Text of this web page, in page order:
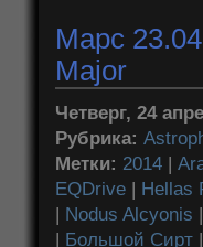
Марс
Major
Четверг, 24
Рубрика:
Метки: 2014 |
EQDrive | Hellas
| Nodus Alcyonis |
| Большой Сирт |